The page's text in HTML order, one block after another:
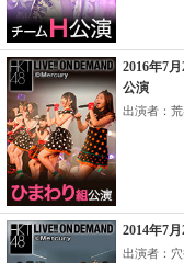
2016年7
公演
出演者：荒
2014年7
出演者：穴